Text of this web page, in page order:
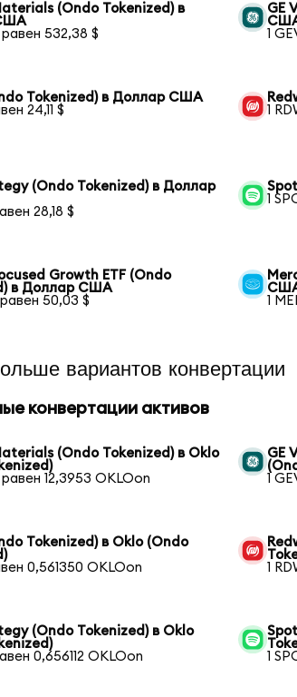
(Ondo Tokenized) в
равен 532,38 $
GE
1
Tokenized) в Доллар США
24,11 $
1
(Ondo Tokenized) в Доллар
28,18 $
1
Growth ETF (Ondo
в Доллар США
50,03 $
1
вариантов конвертации
конвертации активов
(Ondo Tokenized) в Oklo
12,3953 OKLOon
GE
1
Tokenized) в Oklo (Ondo
0,561350 OKLOon
1
(Ondo Tokenized) в Oklo
0,656112 OKLOon
1